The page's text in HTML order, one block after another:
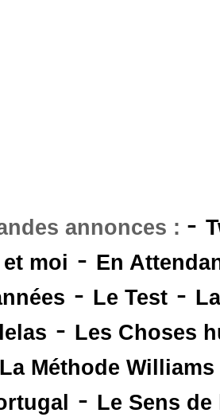
annonces : -
moi - En
- Le Test -
- Les Choses
La Méthode Williams
- Le Sens